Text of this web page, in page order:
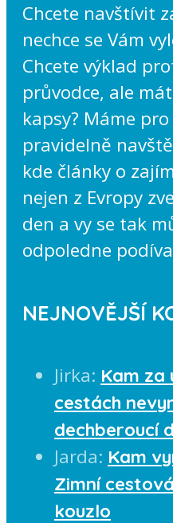
Chcete navštívit
nechce se Vám
Chcete výklad
průvodce, ale
kapsy? Máme
pravidelně
kde články o
nejen z Evropy
den a vy se tak
odpoledne
NEJNOVĚJŠÍ
Jirka: Kam za
cestách
dechberoucí
Jarda: Kam
Zimní
kouzlo